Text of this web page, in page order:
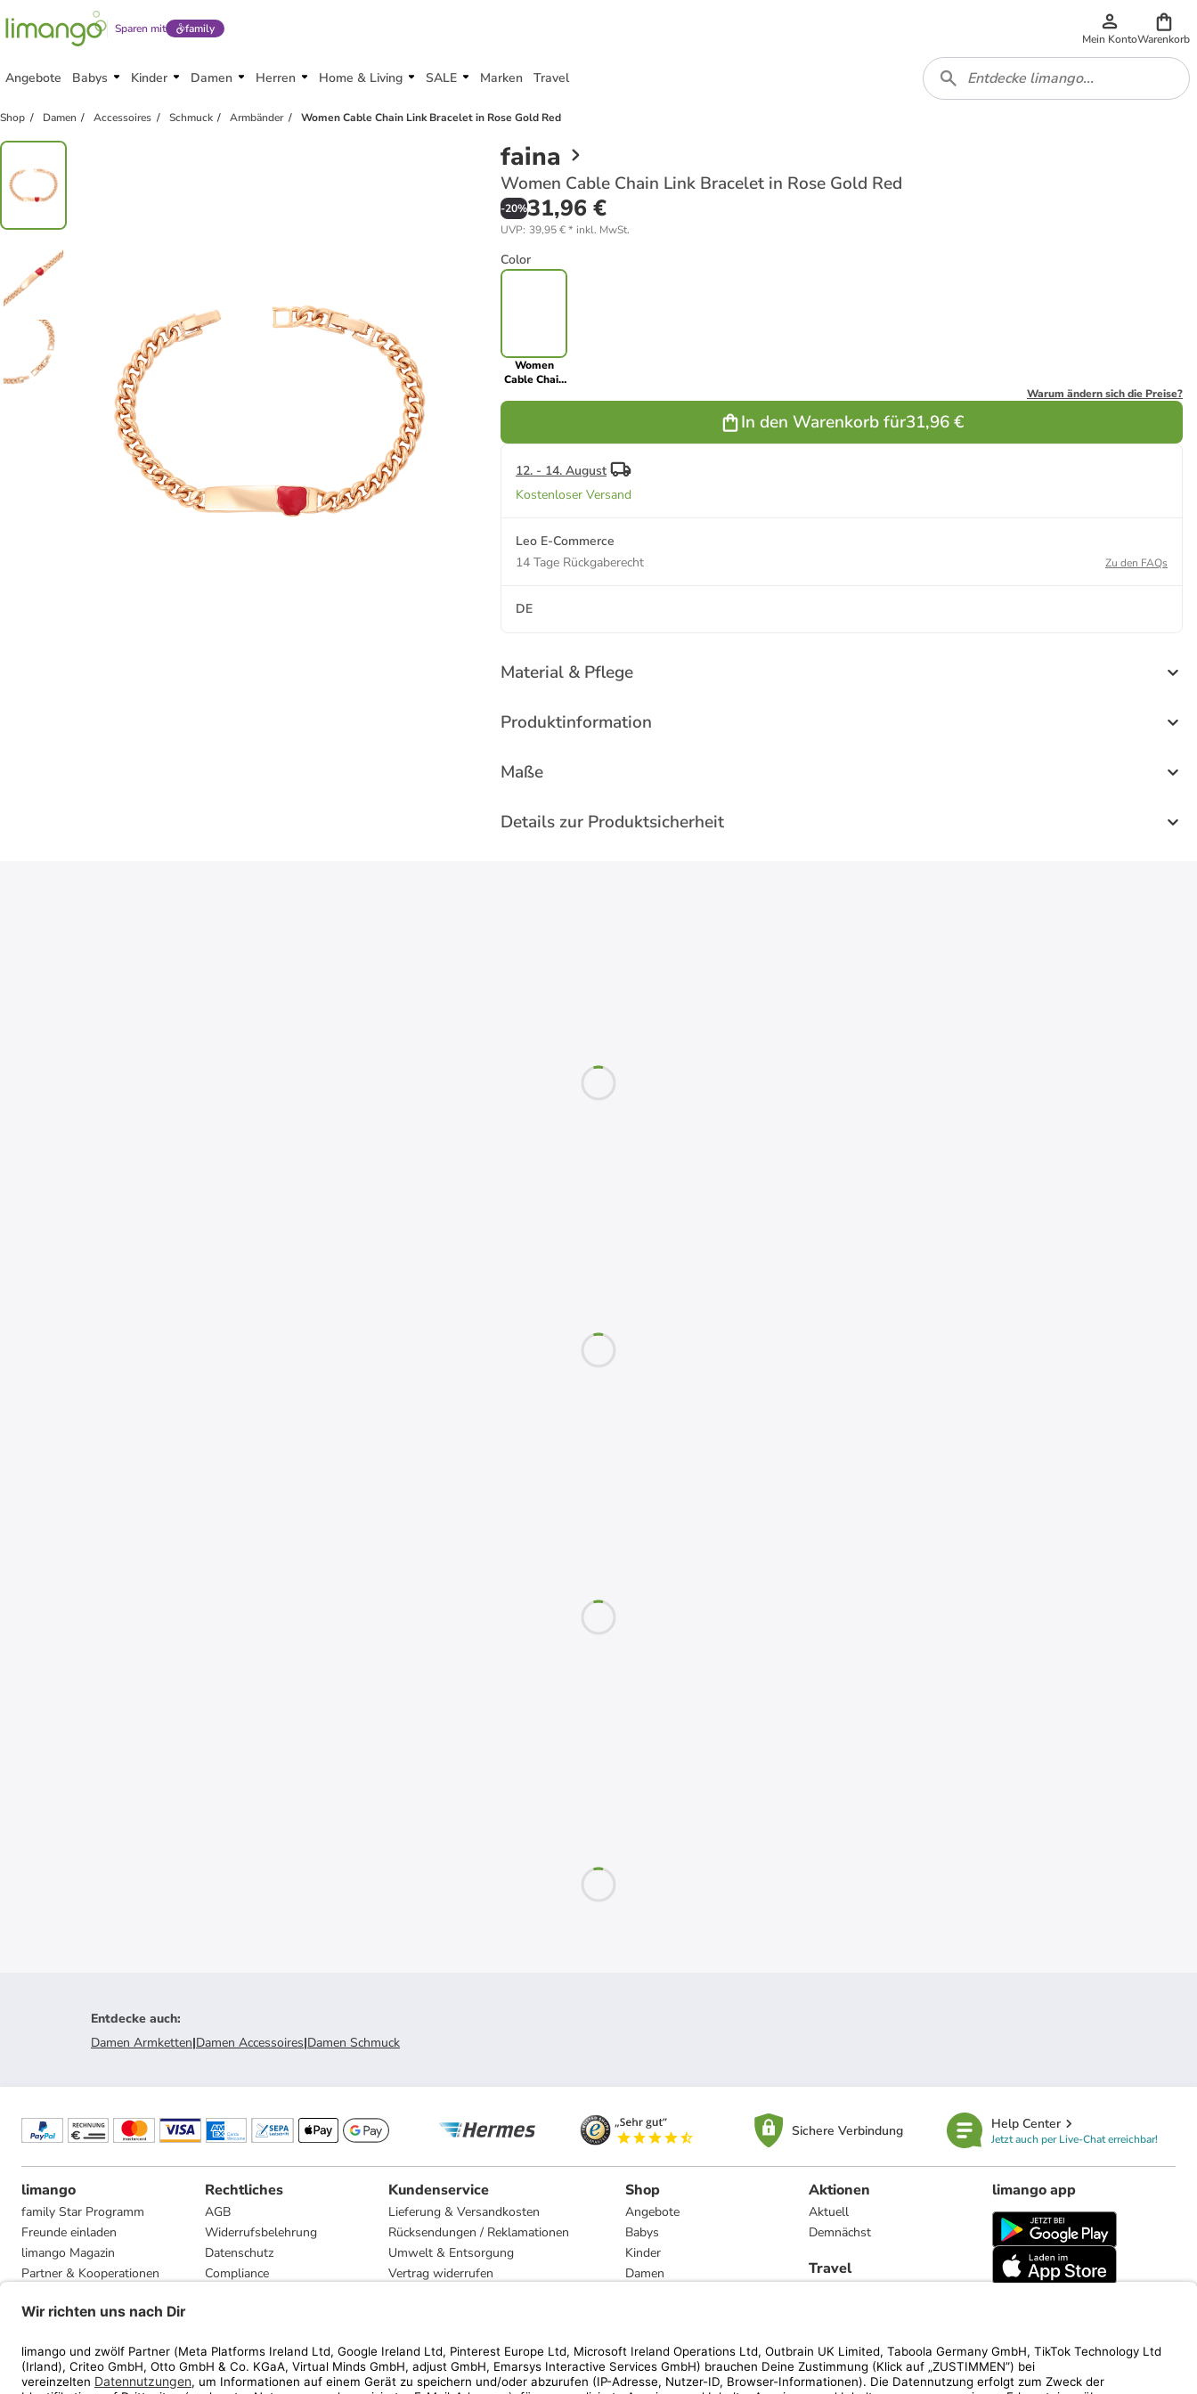
Sparen mit family
Mein KontoWarenkorb
Angebote Babys Kinder Damen Herren Home & Living SALE Marken Travel
Shop Damen Accessoires Schmuck Armbänder Women Cable Chain Link Bracelet in Rose Gold Red
faina
Women Cable Chain Link Bracelet in Rose Gold Red
-20%31,96 €
UVP: 39,95 €* inkl. MwSt.
Color
Women
Cable Chain
Warum ändern sich die Preise?
In den Warenkorb für31,96 €
12. - 14. August
Kostenloser Versand
Leo E-Commerce
14 Tage Rückgaberecht
Zu den FAQs
DE
Material & Pflege
Produktinformation
Maße
Details zur Produktsicherheit
Entdecke auch:
Damen Armketten|Damen Accessoires|Damen Schmuck
Sichere Verbindung Help Center
Jetzt auch per Live-Chat erreichbar!
limango
family Star Programm
Freunde einladen
limango Magazin
Partner & Kooperationen
Presse
Rechtliches
AGB
Widerrufsbelehrung
Datenschutz
Compliance
Kundenservice
Lieferung & Versandkosten
Rücksendungen / Reklamationen
Umwelt & Entsorgung
Vertrag widerrufen
Shop
Angebote
Babys
Kinder
Damen
Marken
Aktionen
Aktuell
Demnächst
Travel
limango app